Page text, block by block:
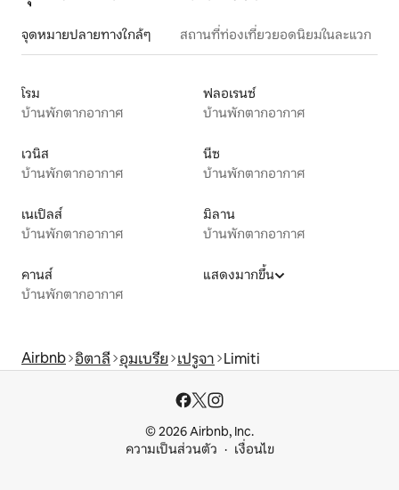
จุดหมายปลายทางใกล้ๆ สถานที่ท่องเที่ยวยอดนิยมในละแวก
โรม
บ้านพักตากอากาศ
ฟลอเรนซ์
บ้านพักตากอากาศ
เวนิส
บ้านพักตากอากาศ
นีซ
บ้านพักตากอากาศ
เนเปิลส์
บ้านพักตากอากาศ
มิลาน
บ้านพักตากอากาศ
คานส์
บ้านพักตากอากาศ
แสดงมากขึ้น
Airbnb อิตาลี อุมเบรีย เปรูจา Limiti
© 2026 Airbnb, Inc.
ความเป็นส่วนตัว
เงื่อนไข